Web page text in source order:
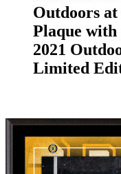
Outdoors
Plaque with
2021
Limited